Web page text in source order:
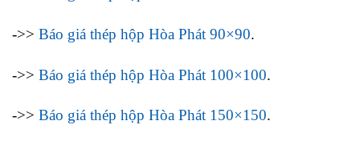
->> Báo giá thép hộp Hòa Phát 90×90.
->> Báo giá thép hộp Hòa Phát 100×100.
->> Báo giá thép hộp Hòa Phát 150×150.